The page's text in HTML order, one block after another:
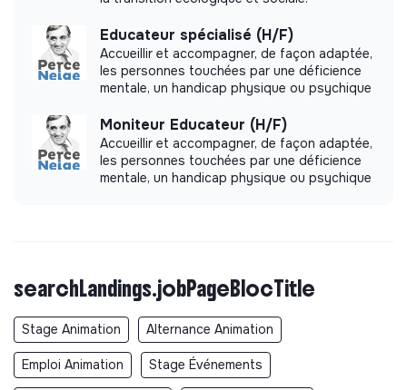
Educateur spécialisé (H/F)
Accueillir et accompagner, de façon adaptée,
les personnes touchées par une déficience
mentale, un handicap physique ou psychique
Moniteur Educateur (H/F)
Accueillir et accompagner, de façon adaptée,
les personnes touchées par une déficience
mentale, un handicap physique ou psychique
searchLandings.jobPageBlocTitle
Stage Animation Alternance Animation
Emploi Animation Stage Événements